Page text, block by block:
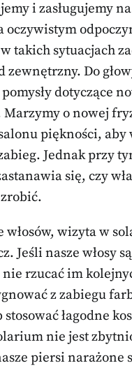
i zasługujemy
oczywistym
takich sytuacjach
zewnętrzny. Do
dotyczące
o nowej
piękności, aby
Jednak przy
się, czy
włosów, wizyta w
Jeśli nasze włosy
rzucać im
z zabiegu
stosować łagodne
nie jest
piersi narażone